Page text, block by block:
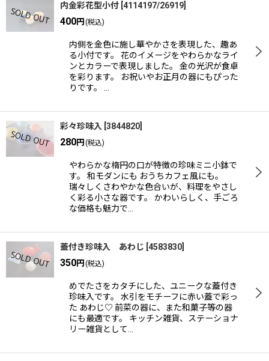
内金彩花型小付 4114197/26919
400円 (税込)
内側を金色に施し華やかさを表現した、趣あ
る小付です。 花のイメージをやわらかなライ
ンとカラーで表現しました。 金の光沢が食卓
を彩ります。 お祝いやお正月の器にもぴった
りです。 …
彩々珍味入 3844820
280円 (税込)
やわらかな楕円の口が特徴の珍味ミニ小鉢で
す。 和モダンにも おうちカフェ風にも。
瑞々しくさわやかな色合いが、料理をやさし
く彩る小さな器です。 かわいらしく、手ごろ
な価格も魅力で…
蓋付き珍味入 あわじ 4583830
350円 (税込)
めでたさをカタチにした、ユニークな蓋付き
珍味入です。 水引をモチーフに赤い蓋で彩っ
た あわじ♡ 前菜の器に、また和菓子等の器
にも最適です。 キッチン雑貨、ステーショナ
リー雑貨として…